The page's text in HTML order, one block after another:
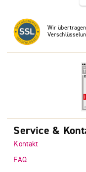
Wir
Service &
Kontakt
FAQ